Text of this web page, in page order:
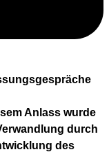
Anlass wurde
durch
des